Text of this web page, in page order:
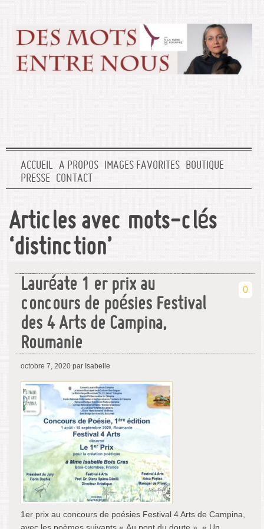
ACCUEIL A PROPOS IMAGES FAVORITES BOUTIQUE
PRESSE CONTACT
Articles avec mots-clés
‘distinction’
Lauréate 1 er prix au
concours de poésies Festival
des 4 Arts de Campina,
Roumanie
0
octobre 7, 2020 par Isabelle
1er prix au concours de poésies Festival 4 Arts de Campina,